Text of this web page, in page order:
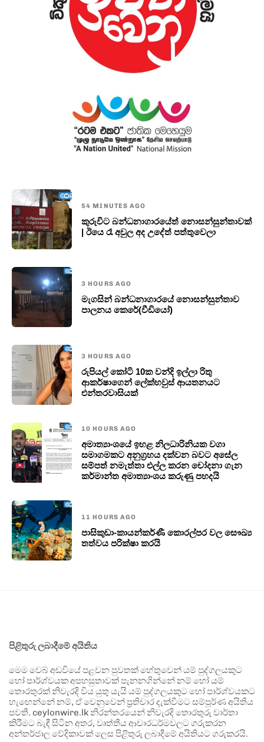
54 MINUTES AGO
කුරුවිට බන්ධනාගාරයේත් නොසන්සුන්තාවක්
| ඊයෙ රෑ අවුල අද උදේත් පත්තුවෙලා
3 HOURS AGO
මැගසින් බන්ධනාගාරයේ නොසන්සුන්තාව
පාලනය කෙරේ(වීඩියෝ)
3 HOURS AGO
රුපියල් කෝටි 10ක වන්දි ඉල්ලා රිතු
ආකර්ෂාගෙන් ලේක්හවුස් ආයතනයට
එන්තරවාසියක්
10 HOURS AGO
අමාත්‍යාංශයේ ඉහළ නිලධාරිනියක වගා
සමාගමකට අනුග්‍රහය දක්වන බවට අසේල
සම්පත් නමැත්තා එල්ල කරන චෝදනා ගැන
කර්මාන්ත අමාත්‍යාංශය කරුණු පහදයි
11 HOURS AGO
පාසිකුඩා-කායන්කර්ණී කොරල්පර වල සෞඛ්‍ය
තත්වය පරික්ෂා කරයි
පිළිතුරු ලබාදීමේ අයිතිය
මෙම වෙබ් අඩවියේ පළවන පුවතක් හේතුවෙන් යම් පුද්ගලයකුට
හෝ පාර්ශ්වයක අපහසුතාවක් පැනනගින්නේ නම් හෝ යම්
තොරතුරක් නිවැරදි විය යුතු යැයි යම් පුද්ගලයකුට හෝ පාර්ශ්වයකට
හැඟෙන්නේ නම්, ඒ වෙනුවෙන් ප්‍රතිචාර දැක්වීමට සම්පූර්ණ අයිතිය
පවතී. ceylonwire.lk නිරන්තරයෙන් නිවැරදි තොරතුරු වාර්තා
කිරීමට බැඳී සිටින අතර, වෘත්තීය ආචාරධර්මවලට ගරුකරන
අන්තර්ජාල වේදිකාවක් ලෙස පිළිතුරු ලබාදීමේ අයිතියට ගරුකරයි.